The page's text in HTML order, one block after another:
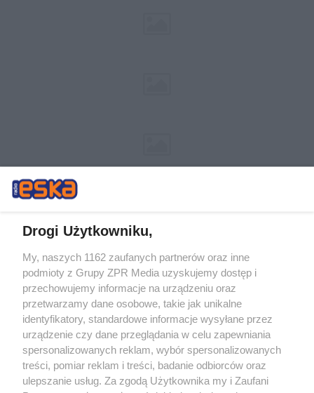
Żaden utwór zamieszczony w serwisie nie może być powielany i
rozpowszechniany lub dalej rozpowszechniany w jakikolwiek sposób (w
tym także elektroniczny lub mechaniczny) na jakimkolwiek polu
eksploatacji w jakiejkolwiek formie, włącznie z umieszczaniem w
Internecie bez pisemnej zgody właściciela praw. Jakiekolwiek użycie lub
wykorzystanie utworów w całości lub w części z naruszeniem prawa,
tzn. bez właściwej zgody, jest zabronione pod groźbą kary i może być
ścigane prawnie.
Drogi Użytkowniku,
My, naszych 1162 zaufanych partnerów oraz inne
podmioty z Grupy ZPR Media uzyskujemy dostęp i
przechowujemy informacje na urządzeniu oraz
przetwarzamy dane osobowe, takie jak unikalne
identyfikatory, standardowe informacje wysyłane przez
urządzenie czy dane przeglądania w celu zapewniania
spersonalizowanych reklam, wybór spersonalizowanych
treści, pomiar reklam i treści, badanie odbiorców oraz
ulepszanie usług. Za zgodą Użytkownika my i Zaufani